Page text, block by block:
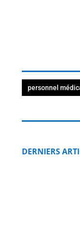
personnel
DERNIERS